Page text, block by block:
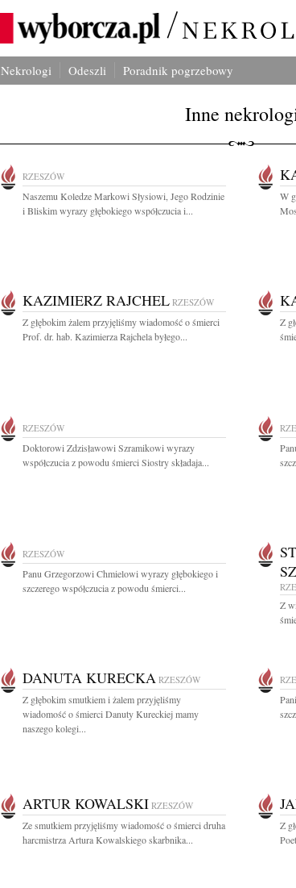
Nekrologi Odeszli Poradnik pogrzebowy
Inne
RZESZÓW
Naszemu Koledze Markowi Słysiowi, Jego Rodzinie
i Bliskim wyrazy głębokiego współczucia i...
W
KAZIMIERZ RAJCHEL RZESZÓW
Z głębokim żalem przyjęliśmy wiadomość o śmierci
Prof. dr. hab. Kazimierza Rajchela byłego...
Z
RZESZÓW
Doktorowi Zdzisławowi Szramikowi wyrazy
współczucia z powodu śmierci Siostry składaja...
RZESZÓW
Panu Grzegorzowi Chmielowi wyrazy głębokiego i
szczerego współczucia z powodu śmierci...
Z
DANUTA KURECKA RZESZÓW
Z głębokim smutkiem i żalem przyjęliśmy
wiadomość o śmierci Danuty Kureckiej mamy
naszego kolegi...
ARTUR KOWALSKI RZESZÓW
Ze smutkiem przyjęliśmy wiadomość o śmierci druha
harcmistrza Artura Kowalskiego skarbnika...
Z